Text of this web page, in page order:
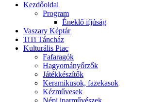
Kezdőoldal
Program
Éneklő ifjúság
Vaszary Képtár
TiTi Táncház
Kulturális Piac
Fafaragók
Hagyományőrzők
Játékkészítők
Keramikusok, fazekasok
Kézművesek
Népi iparművészek